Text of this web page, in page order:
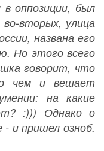
в оппозиции, был
вторых, улица
названа его
Но этого всего
говорит, что
о чем и вешает
на какие
:))) Однако о
и пришел озноб.